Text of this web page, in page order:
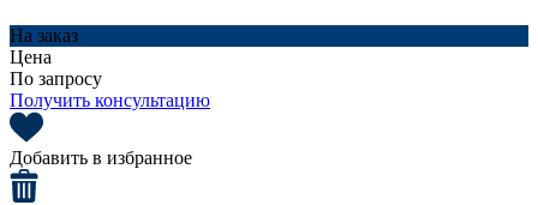
На заказ
Цена
По запросу
Получить консультацию
Добавить в избранное